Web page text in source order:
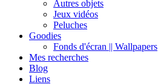
Autres objets
Jeux vidéos
Peluches
Goodies
Fonds d'écran || Wallpapers
Mes recherches
Blog
Liens